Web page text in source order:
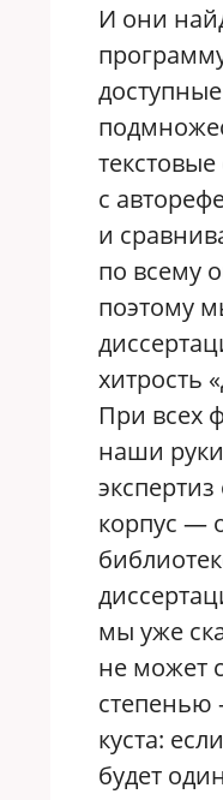
И они
с
и
по всему
поэтому
хитрость
При всех
наши руки
корпус —
мы уже
не может
степенью
куста:
будет